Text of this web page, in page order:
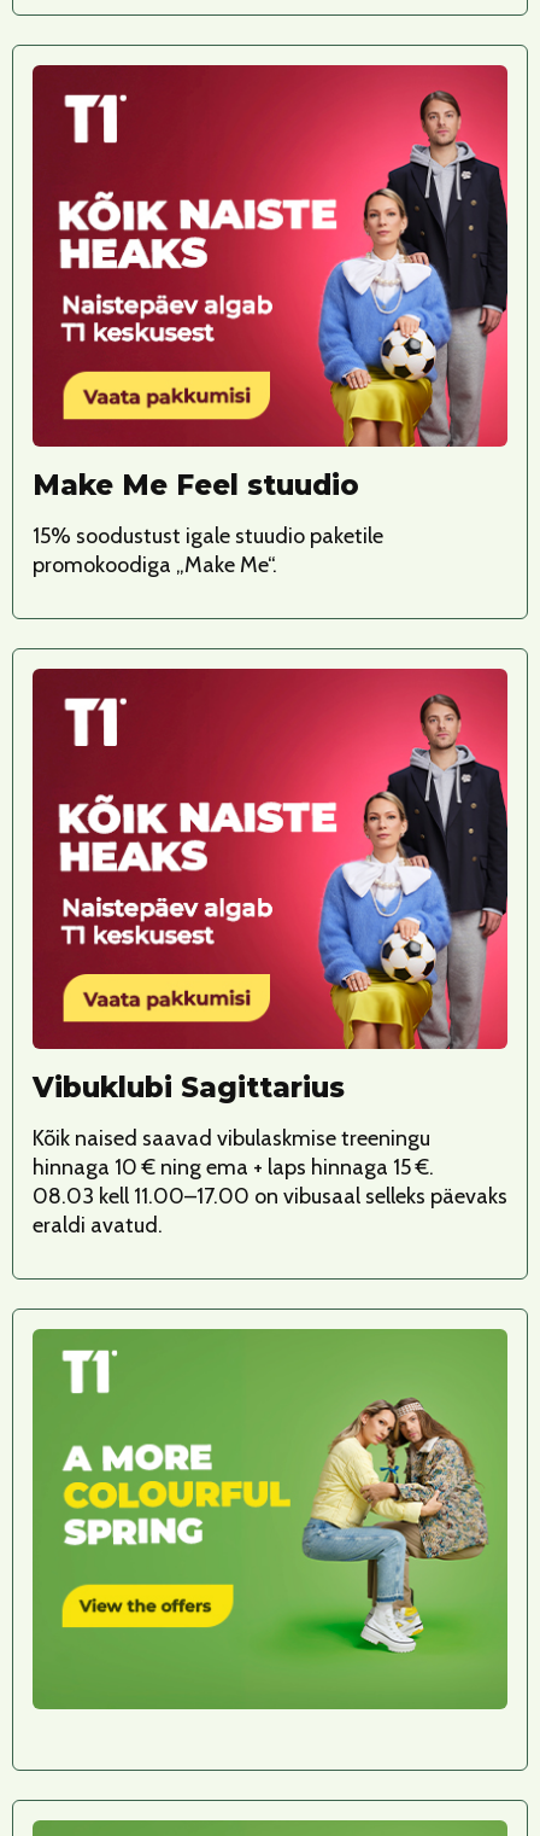
Make Me Feel stuudio
15% soodustust igale stuudio paketile
promokoodiga „Make Me“.
Vibuklubi Sagittarius
Kõik naised saavad vibulaskmise treeningu
hinnaga 10 € ning ema + laps hinnaga 15 €.
08.03 kell 11.00–17.00 on vibusaal selleks päevaks
eraldi avatud.